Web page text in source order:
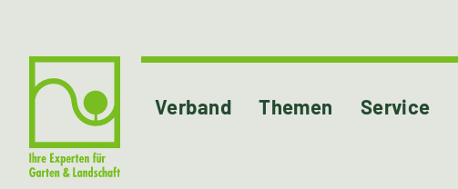
Verband Themen Service